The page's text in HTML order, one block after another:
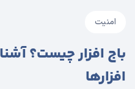
امنیت
باج افزار چیست؟
افزارها